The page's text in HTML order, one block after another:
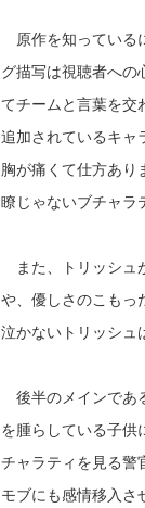
原作を知っている
グ描写は視聴者への
てチームと言葉を交
追加されているキャ
胸が痛くて仕方あり
瞭じゃないブチャラ
また、トリッシュ
や、優しさのこもっ
泣かないトリッシュ
後半のメインであ
を腫らしている子供
チャラティを見る警
モブにも感情移入さ